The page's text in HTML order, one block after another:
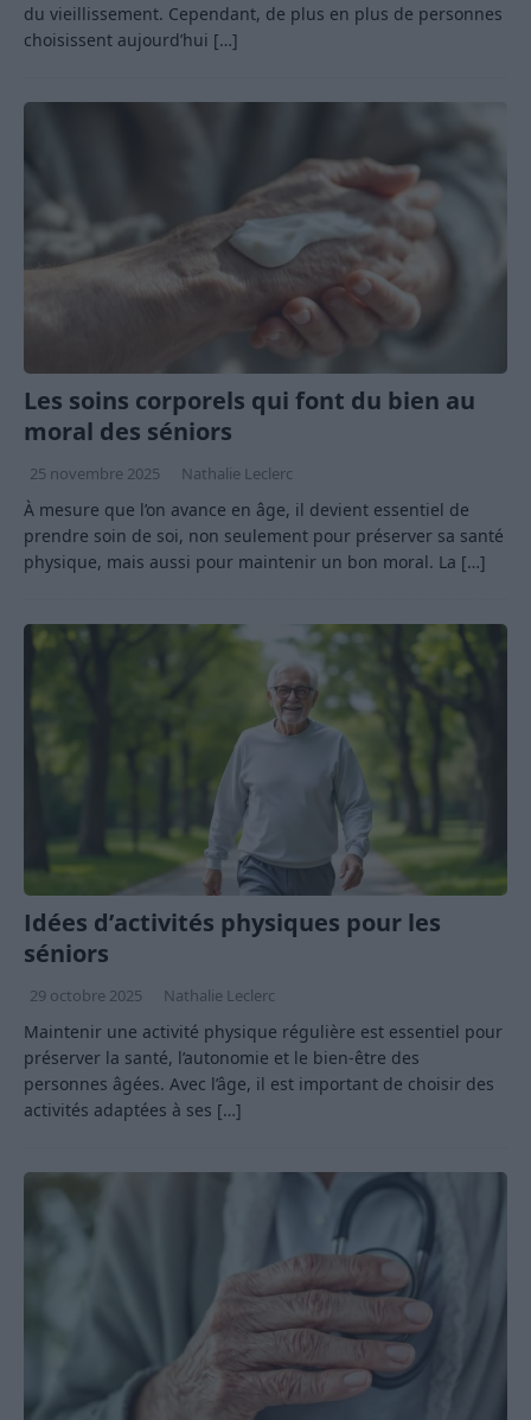
du vieillissement. Cependant, de plus en plus de personnes
choisissent aujourd’hui […]
Les soins corporels qui font du bien au
moral des séniors
25 novembre 2025 Nathalie Leclerc
À mesure que l’on avance en âge, il devient essentiel de
prendre soin de soi, non seulement pour préserver sa santé
physique, mais aussi pour maintenir un bon moral. La […]
Idées d’activités physiques pour les
séniors
29 octobre 2025 Nathalie Leclerc
Maintenir une activité physique régulière est essentiel pour
préserver la santé, l’autonomie et le bien-être des
personnes âgées. Avec l’âge, il est important de choisir des
activités adaptées à ses […]